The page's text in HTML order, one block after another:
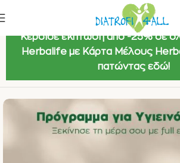
Κέρδισε έκπτωση από -25% σε
Herbalife με Κάρτα Μέλους
πατώντας εδώ!